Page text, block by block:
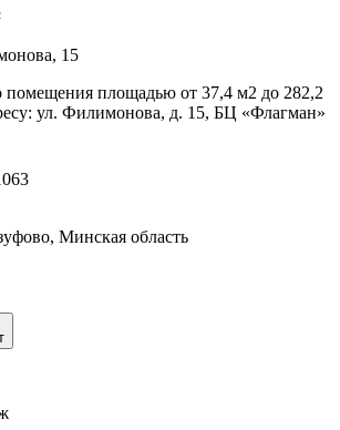
15
площадью от 37,4 м2 до 282,2
ул. Филимонова, д. 15, БЦ «Флагман»
Минская область